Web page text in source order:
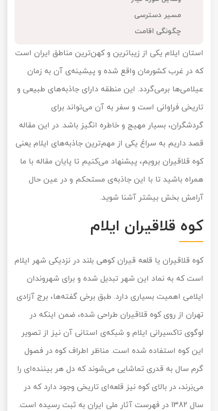
مسیر دسترسی
چگونگی اقامت
استان ایلام یکی از زیباترین و کهن‌ترین مناطق ایران است
که در غرب کشورمان واقع شده و پیشینه‌ی آن به زمان
عیلامی‌ها برمی‌گردد. این منطقه دارای جاذبه‌های طبیعی و
تاریخی فراوانی است و سفر به آن می‌تواند برای
گردشگران، بسیار مهیج و خاطره انگیز باشد. در این مقاله
قصد داریم به سراغ یکی از مهم‌ترین جاذبه‌های ایلام یعنی
کوه قلاقیران برویم، پیشنهاد می‌کنیم تا پایان مقاله با ما
همراه باشید تا با این جاذبه‌ی مستحکم و در عین حال
آرامش بخش بیشتر آشنا شوید.
کوه قلاقیران ایلام
کوه قلاقیران یا قلعه قیران کوهی بلند در نزدیکی شهر ایلام
است که به نماد این شهر تبدیل شده و برای شهروندان
ایلامی اهمیت بسیاری دارد. طبق برخی گفته‌ها، برج آزادی
تهران از روی کوه قلاقیران طراحی شده، ضمن اینکه در
لوگوی تاکسیرانی ایلام و شبکه‌ی استانی آن نیز از تصویر
این کوه استفاده شده است. مناظر اطراف کوه در فصول
گرم سال به قدری تماشایی می‌شوند که دل هر بیننده‌ای را
می‌بَرند، در بالای کوه نیز قلعه‌ای تاریخی وجود دارد که در
سال 1382 در فهرست آثار ملی ایران به ثبت رسیده است.
تور کویر مرنجاب
تور کویر کاراکال
تور کویر مصر
تور کویر ابوزیدآباد
تور هرمز
تور ماسوله
تور سوباتان
تور چابهار
تور مرداب هسل
تور کاشان
تور اصفهان
تور ترکمن صحرا
تور آفرود
تور کیش از ساری
تور کیش از بندرعباس
اقساطی
تور سنگاپور اقساطی
تور قزاقستان اقساطی
تور زیارتی اقساطی